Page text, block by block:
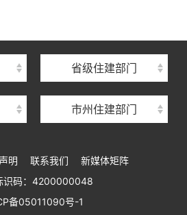
省级住建部门
湖北省建设工程质量安全监督总站
湖北省建设工程标准定额管理总站
湖北省住建厅执业资格注册中心
心
市州住建部门
明 联系我们
新媒体矩阵
识码：4200000048
备05011090号-1